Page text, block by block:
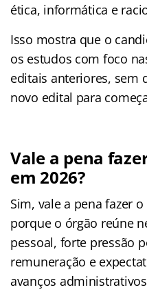
ética, informática e
Isso mostra que o
os estudos com foco
editais anteriores, sem
novo edital para
Vale a pena
em 2026?
Sim, vale a pena fazer
porque o órgão reúne
pessoal, forte pressão
remuneração e
avanços